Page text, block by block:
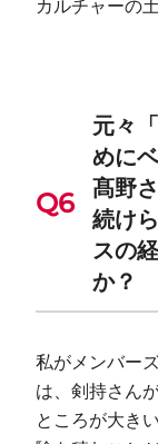
カルチャーの
元々
めに
髙野
続け
スの
か？
私がメンバー
は、剣持さん
ところが大き